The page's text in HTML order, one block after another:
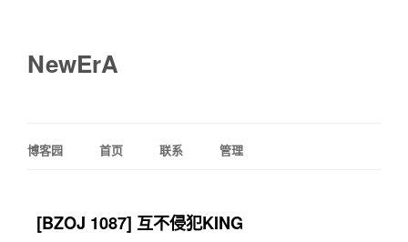
NewErA
博客园 首页 联系 管理
[BZOJ 1087] 互不侵犯KING